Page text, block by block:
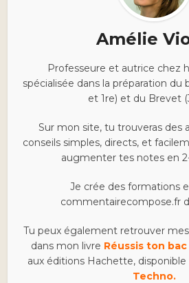
Amélie
Professeure et autrice chez
spécialisée dans la préparation du
et 1re) et du Brevet
Sur mon site, tu trouveras des
conseils simples, directs, et
augmenter tes notes en
Je crée des formations
commentairecompose.fr
Tu peux également retrouver
dans mon livre Réussis ton
aux éditions Hachette, disponible
Techno.